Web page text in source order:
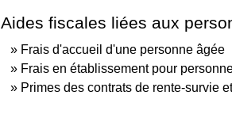
Aides fiscales liées aux
Frais d'accueil d'une personne âgée
Frais en établissement pour
Primes des contrats de rente-survie